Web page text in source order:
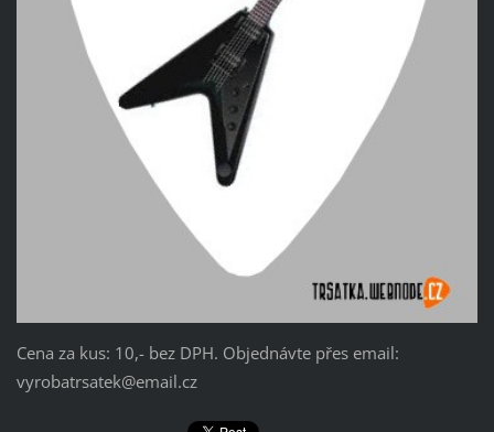
Cena za kus: 10,- bez DPH. Objednávte přes email:
vyrobatrsatek@email.cz